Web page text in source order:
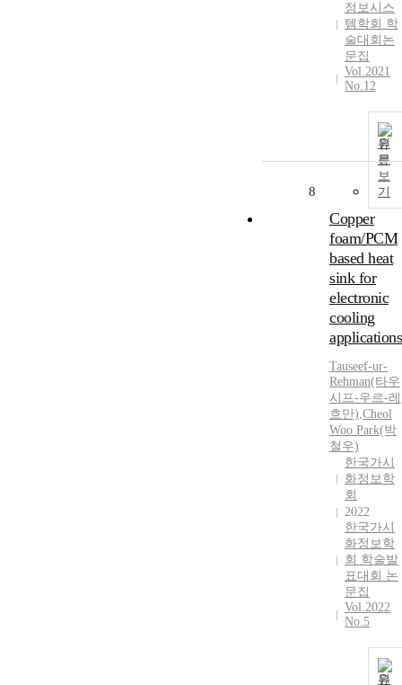
정보시스
템학회 학
술대회논
문집
Vol.2021
No.12
원
문
보
기
8
Copper
foam/PCM
based heat
sink for
electronic
cooling
applications
Tauseef-ur-
Rehman(타우
시프-우르-레
흐만),Cheol
Woo Park(박
철우)
한국가시
화정보학
회
2022
한국가시
화정보학
회 학술발
표대회 논
문집
Vol.2022
No.5
원